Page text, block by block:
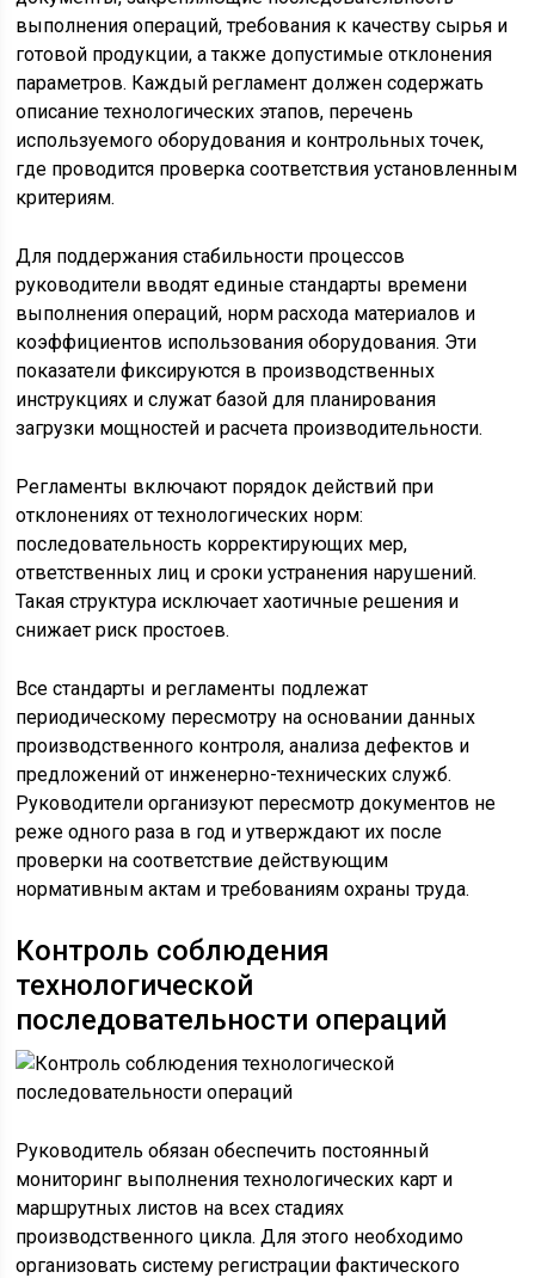
выполнения операций, требования к качеству сырья и
готовой продукции, а также допустимые отклонения
параметров. Каждый регламент должен содержать
описание технологических этапов, перечень
используемого оборудования и контрольных точек,
где проводится проверка соответствия установленным
критериям.
Для поддержания стабильности процессов
руководители вводят единые стандарты времени
выполнения операций, норм расхода материалов и
коэффициентов использования оборудования. Эти
показатели фиксируются в производственных
инструкциях и служат базой для планирования
загрузки мощностей и расчета производительности.
Регламенты включают порядок действий при
отклонениях от технологических норм:
последовательность корректирующих мер,
ответственных лиц и сроки устранения нарушений.
Такая структура исключает хаотичные решения и
снижает риск простоев.
Все стандарты и регламенты подлежат
периодическому пересмотру на основании данных
производственного контроля, анализа дефектов и
предложений от инженерно-технических служб.
Руководители организуют пересмотр документов не
реже одного раза в год и утверждают их после
проверки на соответствие действующим
нормативным актам и требованиям охраны труда.
Контроль соблюдения
технологической
последовательности операций
Руководитель обязан обеспечить постоянный
мониторинг выполнения технологических карт и
маршрутных листов на всех стадиях
производственного цикла. Для этого необходимо
организовать систему регистрации фактического